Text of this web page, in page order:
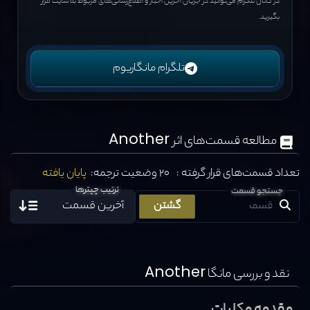
بگیرید.
تلگرام مانگاریوم
مطالعه قسمت‌های اثرAnother
تعداد قسمت‌های قرار گرفته : 20 وضعیت ترجمه: پایان یافته
جستجو قسمت ترتیب چپترها
نقد و بررسی مانگا Another